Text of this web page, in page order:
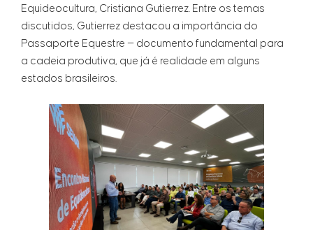
Equideocultura, Cristiana Gutierrez. Entre os temas
discutidos, Gutierrez destacou a importância do
Passaporte Equestre — documento fundamental para
a cadeia produtiva, que já é realidade em alguns
estados brasileiros.